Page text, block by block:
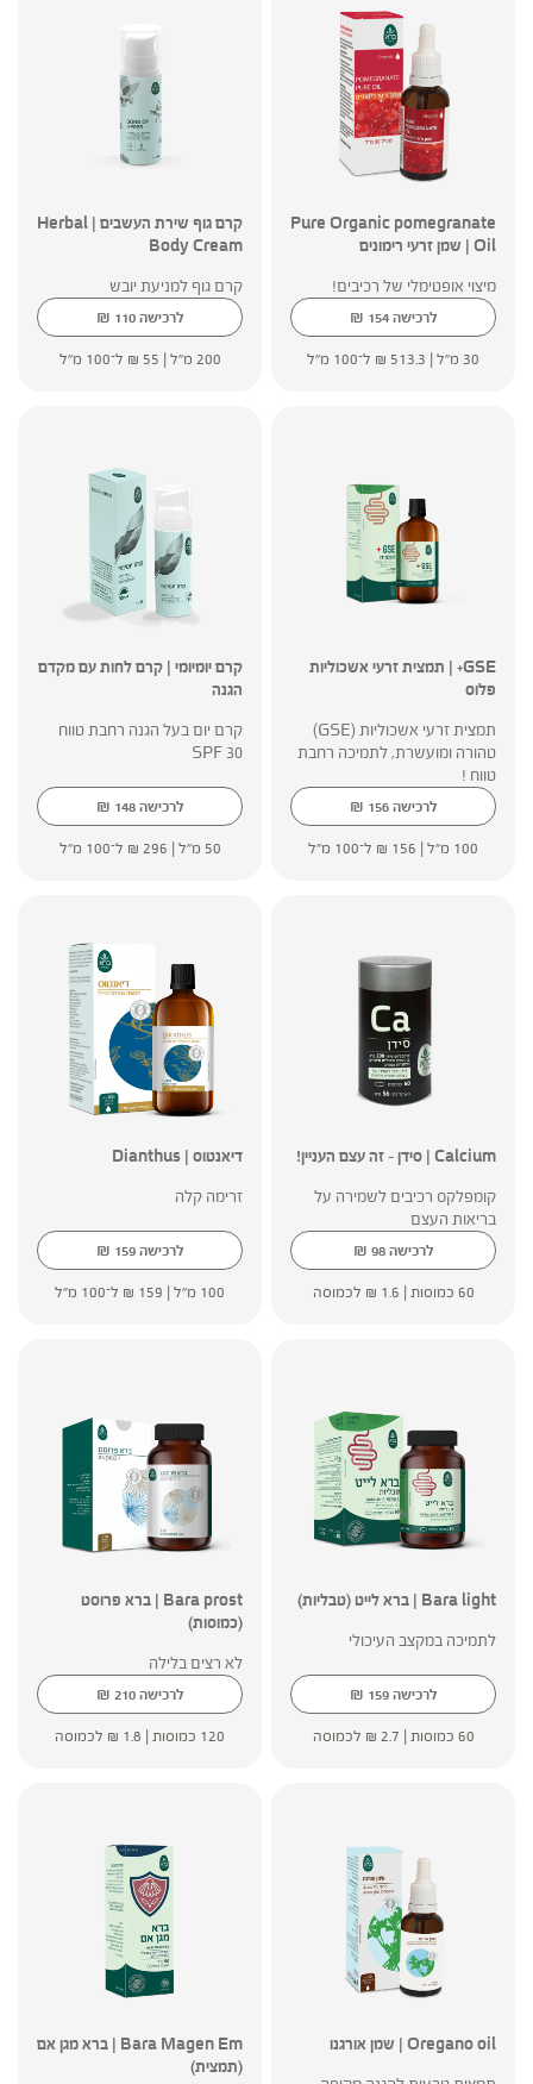
Pure Organic pomegranate
Oil | שמן זרעי רימונים
מיצוי אופטימלי של רכיבים!
לרכישה ₪ 154
30 מ"ל | ₪ 513.3 ל־100 מ"ל
קרם גוף שירת העשבים | Herbal
Body Cream
קרם גוף למניעת יובש
לרכישה ₪ 110
200 מ"ל | ₪ 55 ל־100 מ"ל
GSE+ | תמצית זרעי אשכוליות
פלוס
תמצית זרעי אשכוליות (GSE)
טהורה ומועשרת, לתמיכה רחבת
טווח !
לרכישה ₪ 156
100 מ"ל | ₪ 156 ל־100 מ"ל
קרם יומיומי | קרם לחות עם מקדם
הגנה
קרם יום בעל הגנה רחבת טווח
SPF 30
לרכישה ₪ 148
50 מ"ל | ₪ 296 ל־100 מ"ל
Calcium | סידן – זה עצם העניין!
קומפלקס רכיבים לשמירה על
בריאות העצם
לרכישה ₪ 98
60 כמוסות | ₪ 1.6 לכמוסה
דיאנטוס | Dianthus
זרימה קלה
לרכישה ₪ 159
100 מ"ל | ₪ 159 ל־100 מ"ל
Bara light | ברא לייט (טבליות)
לתמיכה במקצב העיכולי
לרכישה ₪ 159
60 כמוסות | ₪ 2.7 לכמוסה
Bara prost | ברא פרוסט
(כמוסות)
לא רצים בלילה
לרכישה ₪ 210
120 כמוסות | ₪ 1.8 לכמוסה
Oregano oil | שמן אורגנו
Bara Magen Em | ברא מגן אם
(תמצית)